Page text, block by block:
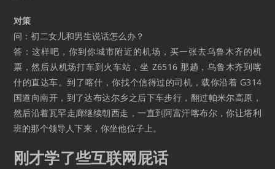
对策
问：初二女儿和男生说话怎么办？
答：这样吧，你到你城市附近的机场，买一张去乌鲁木齐的机
票，然后从机场打车到火车站，坐 Z6516 那趟，乌鲁木齐到喀
什的直达车。到了喀什，你找个信得过的司机，载你沿着 G314
国道向南开，到了达布达尔乡之后下车步行，翻过帕米尔高原，
然后沿着瓦罕走廊继续朝西走，一直到阿富汗喀布尔，你让塔利
班的那个领导人下来，你坐他位子上。
刚才学了些互联网屁话